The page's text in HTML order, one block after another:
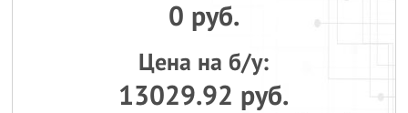
0 руб.
Цена на б/у:
13029.92 руб.